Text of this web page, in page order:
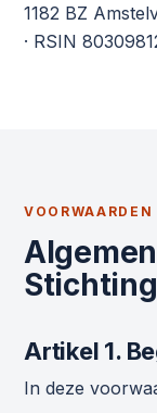
1182 BZ
· RSIN
VOORWAARDEN
Artikel 1.
In deze